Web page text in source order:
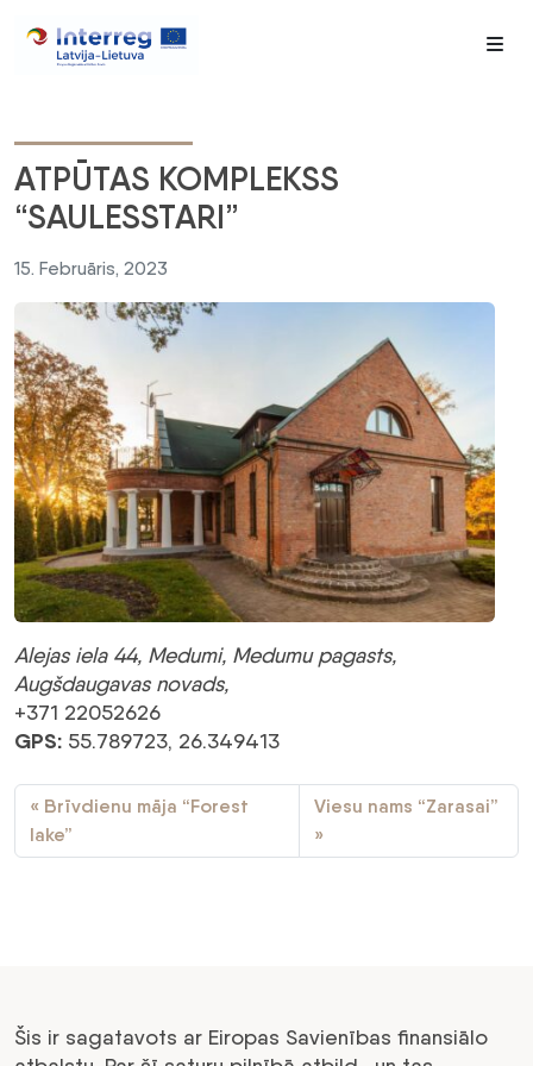
ATPŪTAS KOMPLEKSS
“SAULESSTARI”
15. Februāris, 2023
Alejas iela 44, Medumi, Medumu pagasts,
Augšdaugavas novads,
+371 22052626
GPS: 55.789723, 26.349413
Brīvdienu māja “Forest
lake”
Viesu nams “Zarasai”
Šis ir sagatavots ar Eiropas Savienības finansiālo